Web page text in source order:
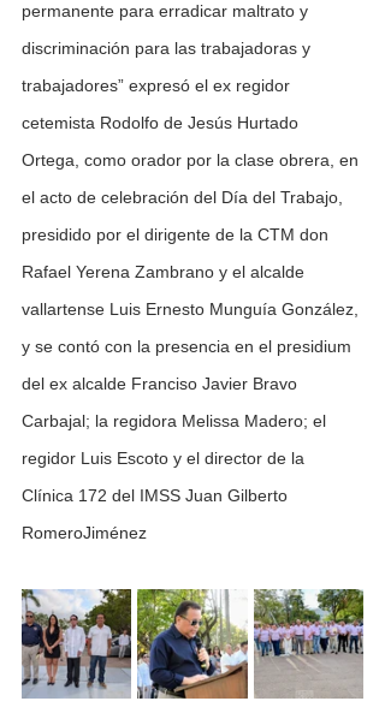
permanente para erradicar maltrato y
discriminación para las trabajadoras y
trabajadores” expresó el ex regidor
cetemista Rodolfo de Jesús Hurtado
Ortega, como orador por la clase obrera, en
el acto de celebración del Día del Trabajo,
presidido por el dirigente de la CTM don
Rafael Yerena Zambrano y el alcalde
vallartense Luis Ernesto Munguía González,
y se contó con la presencia en el presidium
del ex alcalde Franciso Javier Bravo
Carbajal; la regidora Melissa Madero; el
regidor Luis Escoto y el director de la
Clínica 172 del IMSS Juan Gilberto
RomeroJiménez